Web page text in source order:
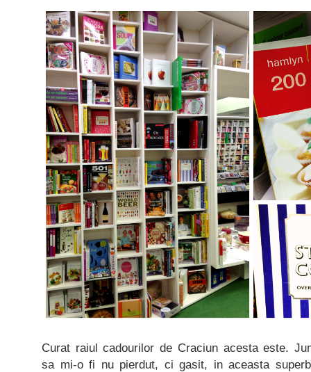
Curat raiul cadourilor de Craciun acesta este.
sa mi-o fi nu pierdut, ci gasit, in aceasta